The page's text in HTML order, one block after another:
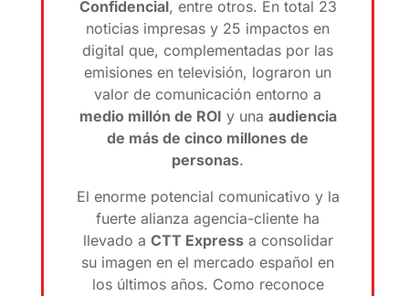
Confidencial, entre otros. En total 23
noticias impresas y 25 impactos en
digital que, complementadas por las
emisiones en televisión, lograron un
valor de comunicación entorno a
medio millón de ROI y una audiencia
de más de cinco millones de
personas.
El enorme potencial comunicativo y la
fuerte alianza agencia-cliente ha
llevado a CTT Expressa consolidar
su imagen en el mercado español en
los últimos años. Como reconoce